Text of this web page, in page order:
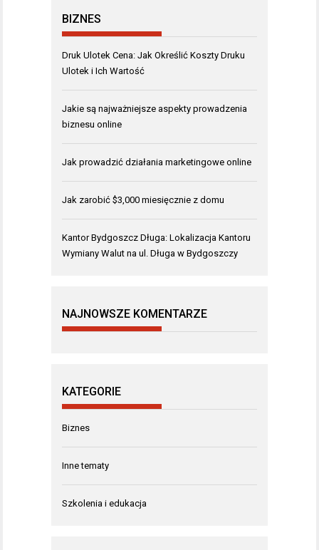
BIZNES
Druk Ulotek Cena: Jak Określić Koszty Druku
Ulotek i Ich Wartość
Jakie są najważniejsze aspekty prowadzenia
biznesu online
Jak prowadzić działania marketingowe online
Jak zarobić $3,000 miesięcznie z domu
Kantor Bydgoszcz Długa: Lokalizacja Kantoru
Wymiany Walut na ul. Długa w Bydgoszczy
NAJNOWSZE KOMENTARZE
KATEGORIE
Biznes
Inne tematy
Szkolenia i edukacja